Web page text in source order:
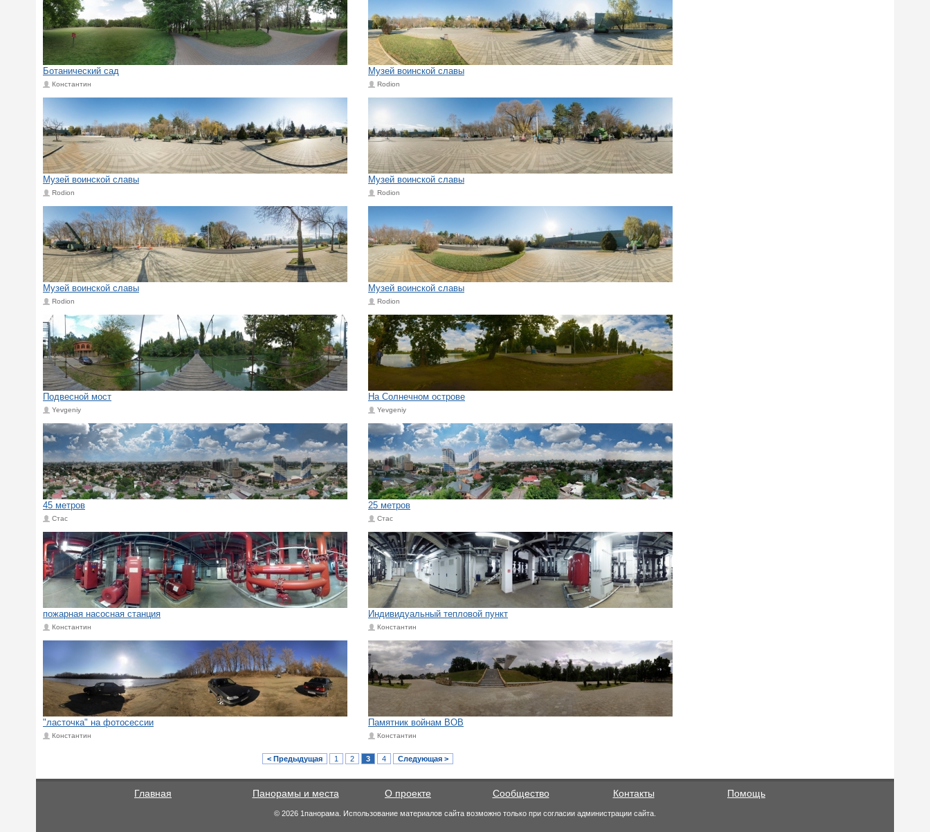
Ботанический сад
Константин
Музей воинской славы
Rodion
Музей воинской славы
Rodion
Музей воинской славы
Rodion
Музей воинской славы
Rodion
Музей воинской славы
Rodion
Подвесной мост
Yevgeniy
На Солнечном острове
Yevgeniy
45 метров
Стас
25 метров
Стас
пожарная насосная станция
Константин
Индивидуальный тепловой пункт
Константин
"ласточка" на фотосессии
Константин
Памятник войнам ВОВ
Константин
< Предыдущая 1 2 3 4 Следующая >
Главная Панорамы и места О проекте Сообщество Контакты Помощь
© 2026 1панорама. Использование материалов сайта возможно только при согласии администрации сайта.